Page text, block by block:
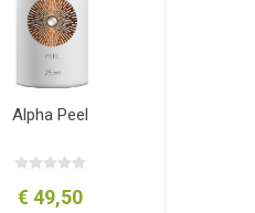
Alpha Peel
€ 49,50